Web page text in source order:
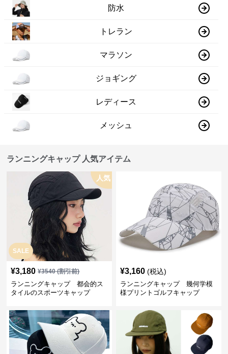
防水
トレラン
マラソン
ジョギング
レディース
メッシュ
ランニングキャップ 人気アイテム
SALE
人気
¥3,180 ¥3540(割引前)
ランニングキャップ 都会的ス
タイルのスポーツキャップ
¥3,160 (税込)
ランニングキャップ 幾何学模
様プリントゴルフキャップ